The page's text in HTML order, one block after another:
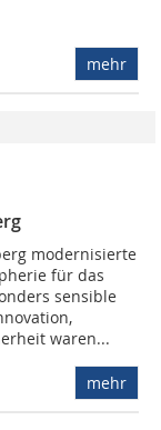
mehr
modernisierte
für das
sensible
waren...
mehr